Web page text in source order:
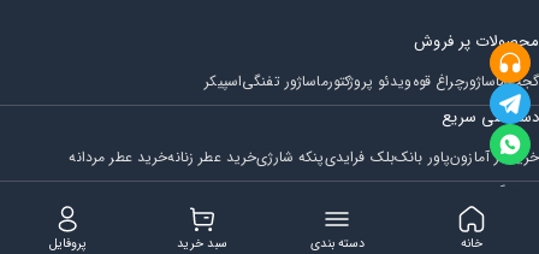
محصولات پر فروش
گجتماساژورچراغ قوهویدئو پروژکتورماساژور تفنگیاسپیکر
دسترسی سریع
خرید از آمازونپاور بانکبلک فرایدیپنکه شارژیخرید عطر زنانهخرید عطر مردانه
فروشگاه
مجله ایران بابا قوانین و مقررات سوالات متداول پروفایل سبد خرید دسته بندی خانه